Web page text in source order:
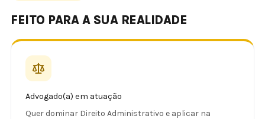
FEITO PARA A SUA REALIDADE
Advogado(a) em atuação
Quer dominar Direito Administrativo e aplicar na